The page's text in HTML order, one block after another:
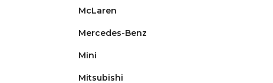
McLaren
Mercedes-Benz
Mini
Mitsubishi